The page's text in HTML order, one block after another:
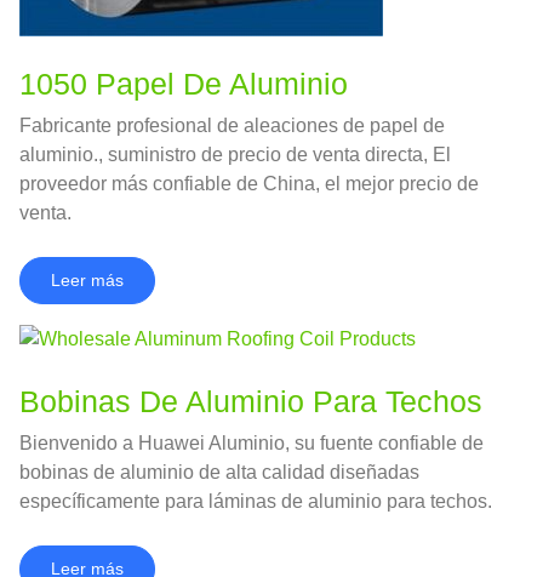
1050 Papel De Aluminio
Fabricante profesional de aleaciones de papel de
aluminio., suministro de precio de venta directa, El
proveedor más confiable de China, el mejor precio de
venta.
Leer más
Bobinas De Aluminio Para Techos
Bienvenido a Huawei Aluminio, su fuente confiable de
bobinas de aluminio de alta calidad diseñadas
específicamente para láminas de aluminio para techos.
Leer más